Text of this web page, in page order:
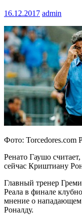
16.12.2017 admin
Фото: Torcedores.com
Ренато Гаушо
сейчас Криштиану
Главный тренер
Реала в финале
мнение о
Роналду.